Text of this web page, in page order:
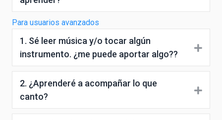
Para usuarios avanzados
1. Sé leer música y/o tocar algún
instrumento. ¿me puede aportar algo??
2. ¿Aprenderé a acompañar lo que
canto?